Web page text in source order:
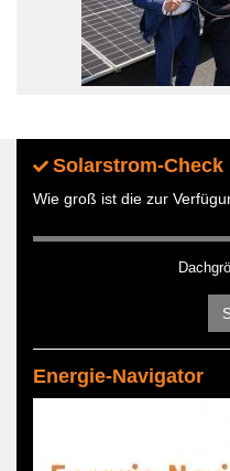
Solarstrom-Check
Wie groß ist die zur
Energie-Navigator